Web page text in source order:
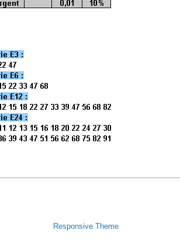
Responsive Theme